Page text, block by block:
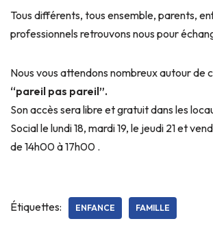
Tous différents, tous ensemble, parents,
professionnels retrouvons nous pour
Nous vous attendons nombreux autour de
“pareil pas pareil”.
Son accès sera libre et gratuit dans les
Social le lundi 18, mardi 19, le jeudi 21 et
de 14h00 à 17h00 .
Étiquettes: ENFANCE FAMILLE